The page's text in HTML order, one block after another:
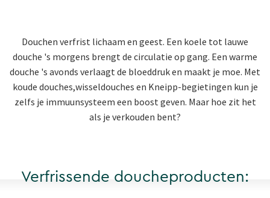
Douchen verfrist lichaam en geest. Een koele tot lauwe
douche 's morgens brengt de circulatie op gang. Een warme
douche 's avonds verlaagt de bloeddruk en maakt je moe. Met
koude douches,wisseldouches en Kneipp-begietingen kun je
zelfs je immuunsysteem een boost geven. Maar hoe zit het
als je verkouden bent?
Verfrissende doucheproducten: